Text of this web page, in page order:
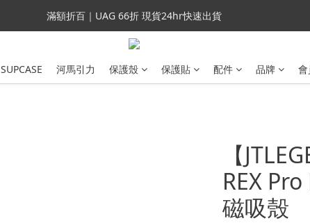
會員699免運｜父親節禮手機殼5折、行動電源66折
滿額折百｜UAG 66折 現貨24hr快速出貨
滿額折百｜SUPCASE iPhone 三星手機殼5折
會員699免運｜父親節禮手機殼5折、行動電源66折
SUPCASE 河馬引力 保護殼 保護貼 配件 品牌
【
REX
磁吸殼